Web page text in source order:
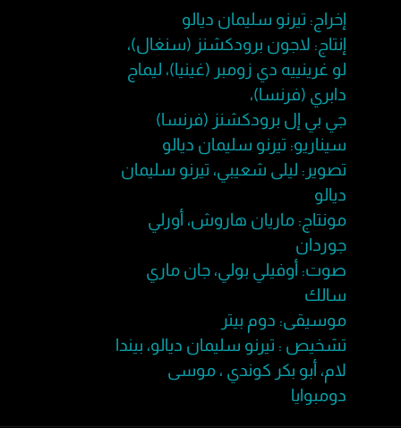
إخراج: تيرنو سليمان ديالو
إنتاج: لاجون برودكشنز (سنغال)،
لو غرينييه دي زومبر (غينيا)، ليماج
دابري (فرنسا)،
جي بي إل برودكشنز (فرنسا)
سيناريو: تيرنو سليمان ديالو
تصوير: ليلى شعيبي، تيرنو سليمان
ديالو
مونتاج: ماريان هاروش، أورلي
جوردان
صوت: أوفيلي بولي، جان ماري
سالك
موسيقى: دوم بيتر
تشخيص : تيرنو سليمان ديالو، بيندا
لام، أبو بكر كوندي ، موسى
دومبوايا